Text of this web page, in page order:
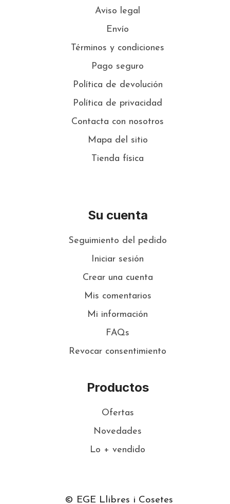
Aviso legal
Envío
Términos y condiciones
Pago seguro
Política de devolución
Política de privacidad
Contacta con nosotros
Mapa del sitio
Tienda física
Su cuenta
Seguimiento del pedido
Iniciar sesión
Crear una cuenta
Mis comentarios
Mi información
FAQs
Revocar consentimiento
Productos
Ofertas
Novedades
Lo + vendido
© EGE Llibres i Cosetes